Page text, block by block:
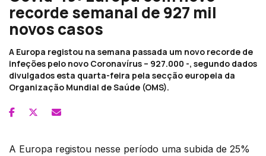
recorde semanal de 927 mil
novos casos
A Europa registou na semana passada um novo recorde de
infeções pelo novo Coronavírus – 927.000 -, segundo dados
divulgados esta quarta-feira pela secção europeia da
Organização Mundial de Saúde (OMS).
A Europa registou nesse período uma subida de 25%